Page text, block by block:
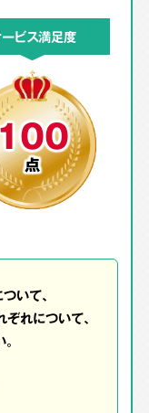
ビス満足度
点
いて、
ぞれについて、